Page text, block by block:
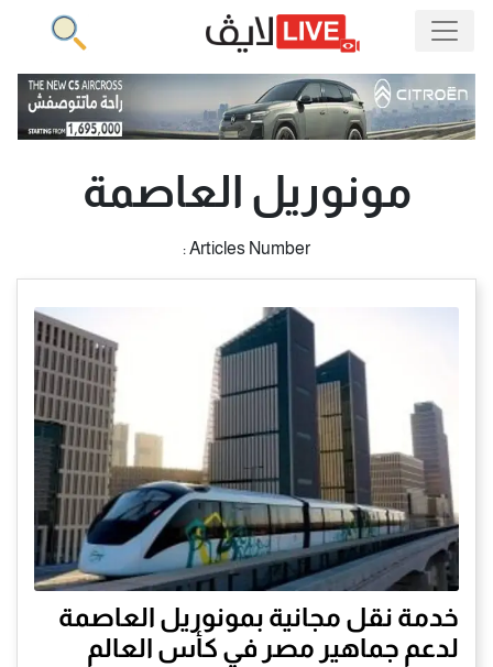
مونوريل العاصمة
Articles Number :
خدمة نقل مجانية بمونوريل العاصمة
لدعم جماهير مصر في كأس العالم